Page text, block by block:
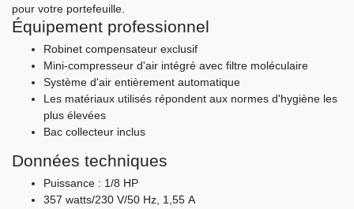
pour votre portefeuille.
Équipement professionnel
Robinet compensateur exclusif
Mini-compresseur d'air intégré avec filtre moléculaire
Système d'air entièrement automatique
Les matériaux utilisés répondent aux normes d'hygiène les
plus élevées
Bac collecteur inclus
Données techniques
Puissance : 1/8 HP
357 watts/230 V/50 Hz, 1,55 A